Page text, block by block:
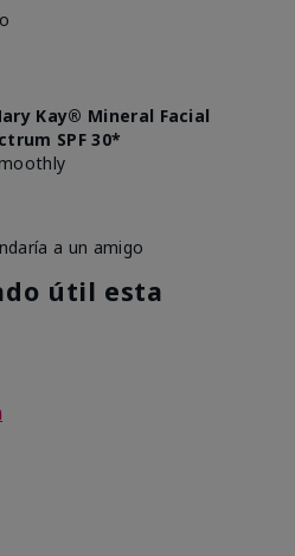
Kay® Mineral Facial
SPF 30*
a un amigo
útil esta